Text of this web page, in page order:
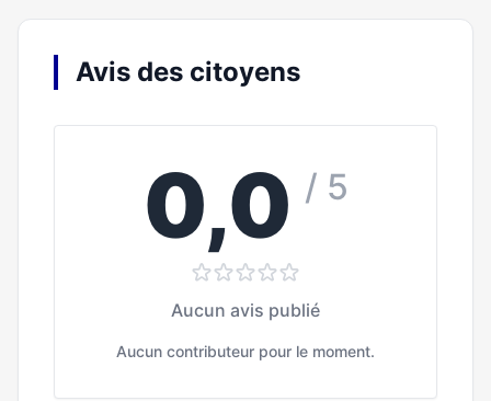
Avis des citoyens
0,0 / 5
Aucun avis publié
Aucun contributeur pour le moment.